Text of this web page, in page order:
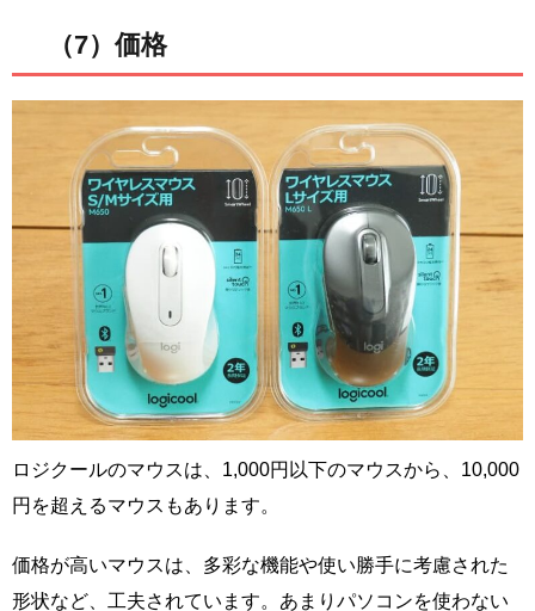
（7）価格
ロジクールのマウスは、1,000円以下のマウスから、10,000
円を超えるマウスもあります。
価格が高いマウスは、多彩な機能や使い勝手に考慮された
形状など、工夫されています。あまりパソコンを使わない